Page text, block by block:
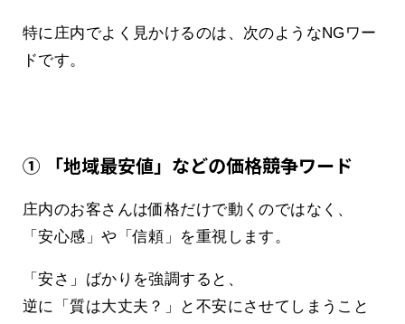
特に庄内でよく見かけるのは、次のようなNGワー
ドです。
① 「地域最安値」などの価格競争ワード
庄内のお客さんは価格だけで動くのではなく、
「安心感」や「信頼」を重視します。
「安さ」ばかりを強調すると、
逆に「質は大丈夫？」と不安にさせてしまうこと